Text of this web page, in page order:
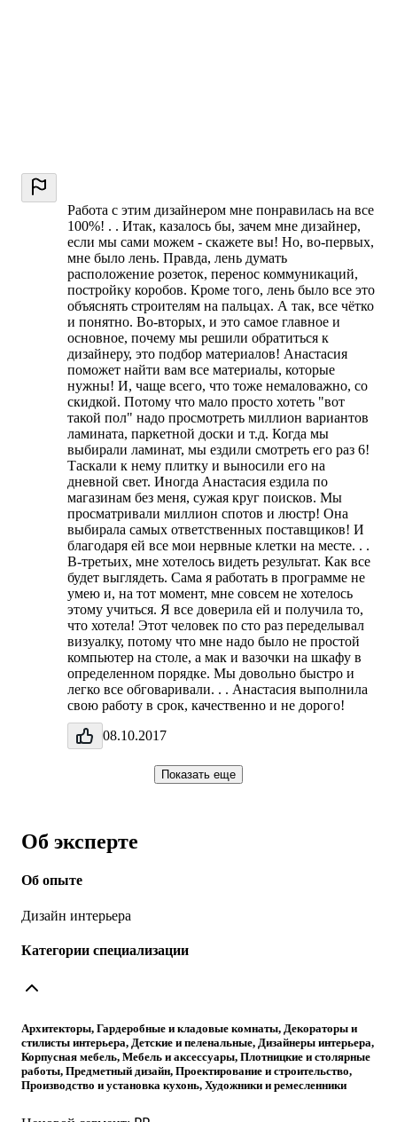
Работа с этим дизайнером мне понравилась на все
100%! . . Итак, казалось бы, зачем мне дизайнер,
если мы сами можем - скажете вы! Но, во-первых,
мне было лень. Правда, лень думать
расположение розеток, перенос коммуникаций,
постройку коробов. Кроме того, лень было все это
объяснять строителям на пальцах. А так, все чётко
и понятно. Во-вторых, и это самое главное и
основное, почему мы решили обратиться к
дизайнеру, это подбор материалов! Анастасия
поможет найти вам все материалы, которые
нужны! И, чаще всего, что тоже немаловажно, со
скидкой. Потому что мало просто хотеть "вот
такой пол" надо просмотреть миллион вариантов
ламината, паркетной доски и т.д. Когда мы
выбирали ламинат, мы ездили смотреть его раз 6!
Таскали к нему плитку и выносили его на
дневной свет. Иногда Анастасия ездила по
магазинам без меня, сужая круг поисков. Мы
просматривали миллион спотов и люстр! Она
выбирала самых ответственных поставщиков! И
благодаря ей все мои нервные клетки на месте. . .
В-третьих, мне хотелось видеть результат. Как все
будет выглядеть. Сама я работать в программе не
умею и, на тот момент, мне совсем не хотелось
этому учиться. Я все доверила ей и получила то,
что хотела! Этот человек по сто раз переделывал
визуалку, потому что мне надо было не простой
компьютер на столе, а мак и вазочки на шкафу в
определенном порядке. Мы довольно быстро и
легко все обговаривали. . . Анастасия выполнила
свою работу в срок, качественно и не дорого!
08.10.2017
Показать еще
Об эксперте
Об опыте
Дизайн интерьера
Категории специализации
Архитекторы, Гардеробные и кладовые комнаты, Декораторы и
стилисты интерьера, Детские и пеленальные, Дизайнеры интерьера,
Корпусная мебель, Мебель и аксессуары, Плотницкие и столярные
работы, Предметный дизайн, Проектирование и строительство,
Производство и установка кухонь, Художники и ремесленники